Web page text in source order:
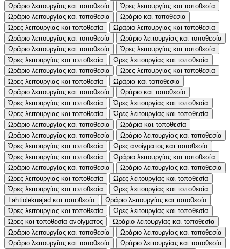
Ωράριο λειτουργίας και τοποθεσία
Ώρες λειτουργίας και τοποθεσία
Ωράριο λειτουργίας και τοποθεσία
Ωράριο και τοποθεσία
Ώρες λειτουργίας και τοποθεσία
Ωράριο λειτουργίας και τοποθεσία
Ωράριο λειτουργίας και τοποθεσία
Ωράριο λειτουργίας και τοποθεσία
Ωράριο λειτουργίας και τοποθεσία
Ώρες λειτουργίας και τοποθεσία
Ώρες λειτουργίας και τοποθεσία
Ωρες λειτουργίας και τοποθεσία
Ωράριο λειτουργίας και τοποθεσία
Ωρες λειτουργίας και τοποθεσία
Ώρες λειτουργίας και τοποθεσία
Ωράρια και τοποθεσία
Ωράριο λειτουργίας και τοποθεσία
Ωράριο και τοποθεσία
Ώρες λειτουργίας και τοποθεσία
Ώρες λειτουργίας και τοποθεσία
Ωρες λειτουργίας και τοποθεσία
Ώρες λειτουργίας και τοποθεσία
Ωράριο λειτουργίας και τοποθεσία
Ωράρια και τοποθεσία
Ωράριο λειτουργίας και τοποθεσία
Ωράριο λειτουργίας και τοποθεσία
Ώρες λειτουργίας και τοποθεσία
Ωρες ανοίγματος και τοποθεσία
Ώρες λειτουργίας και τοποθεσία
Ωράριο λειτουργίας και τοποθεσία
Ωράριο λειτουργίας και τοποθεσία
Ωράριο λειτουργίας και τοποθεσία
Ωρες λειτουργίας και τοποθεσία
Ωρες λειτουργίας και τοποθεσία
Ώρες λειτουργίας και τοποθεσία
Ωρες λειτουργίας και τοποθεσία
Lahtiolekuajad και τοποθεσία
Ωράριο λειτουργίας και τοποθεσία
Ώρες λειτουργίας και τοποθεσία
Ωρες λειτουργίας και τοποθεσία
Ώρες και τοποθεσία ανοίγματος
Ωράριο λειτουργίας και τοποθεσία
Ωράριο λειτουργίας και τοποθεσία
Ωράριο λειτουργίας και τοποθεσία
Ωράριο λειτουργίας και τοποθεσία
Ωράριο λειτουργίας και τοποθεσία